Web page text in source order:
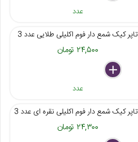
عدد
تاپر کیک شمع دار فوم اکلیلی طلایی عدد 3
۲۴,۵۰۰ تومان
delete
remove
add
عدد
تاپر کیک شمع دار فوم اکلیلی نقره ای عدد 3
۲۴,۳۰۰ تومان